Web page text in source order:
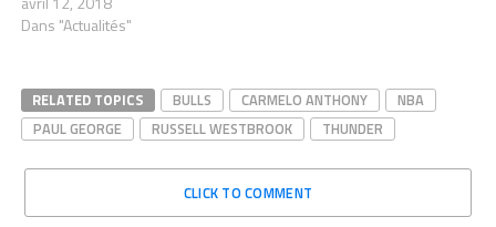
Dans "Actualités"
RELATED TOPICS BULLS CARMELO ANTHONY
NBA
PAUL GEORGE
RUSSELL WESTBROOK THUNDER
CLICK TO COMMENT